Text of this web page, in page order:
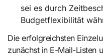
sei es durch
Budgetflexibilität
Die erfolgreichsten
zunächst in E-Mail-Listen